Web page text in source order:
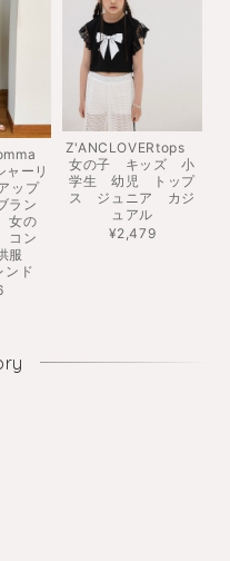
ーリ
ップ
ラン
女の
ン
服
ド
Z'ANCLOVERtops
女の子 キッズ 小
学生 幼児 トップ
ス ジュニア カジ
ュアル
¥2,479